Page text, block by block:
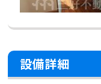
設備詳細